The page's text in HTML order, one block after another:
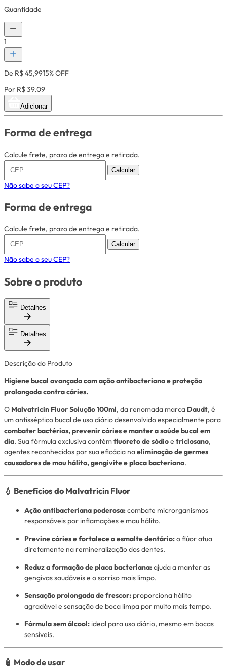
Quantidade
1
De R$ 45,9915% OFF
Por R$ 39,09
Adicionar
Forma de entrega
Calcule frete, prazo de entrega e retirada.
Calcular
Não sabe o seu CEP?
Forma de entrega
Calcule frete, prazo de entrega e retirada.
Calcular
Não sabe o seu CEP?
Sobre o produto
Detalhes
Detalhes
Descrição do Produto
Higiene bucal avançada com ação antibacteriana e proteção
prolongada contra cáries.
O Malvatricin Fluor Solução 100ml, da renomada marca Daudt, é
um antisséptico bucal de uso diário desenvolvido especialmente para
combater bactérias, prevenir cáries e manter a saúde bucal em
dia. Sua fórmula exclusiva contémfluoreto de sódioe triclosano,
agentes reconhecidos por sua eficácia naeliminação de germes
causadores de mau hálito, gengivite e placa bacteriana.
💧 Benefícios do Malvatricin Fluor
Ação antibacteriana poderosa:combate microrganismos
responsáveis por inflamações e mau hálito.
Previne cáries e fortalece o esmalte dentário:o flúor atua
diretamente na remineralização dos dentes.
Reduz a formação de placa bacteriana:ajuda a manter as
gengivas saudáveis e o sorriso mais limpo.
Sensação prolongada de frescor: proporciona hálito
agradável e sensação de boca limpa por muito mais tempo.
Fórmula sem álcool: ideal para uso diário, mesmo em bocas
sensíveis.
🧴 Modo de usar